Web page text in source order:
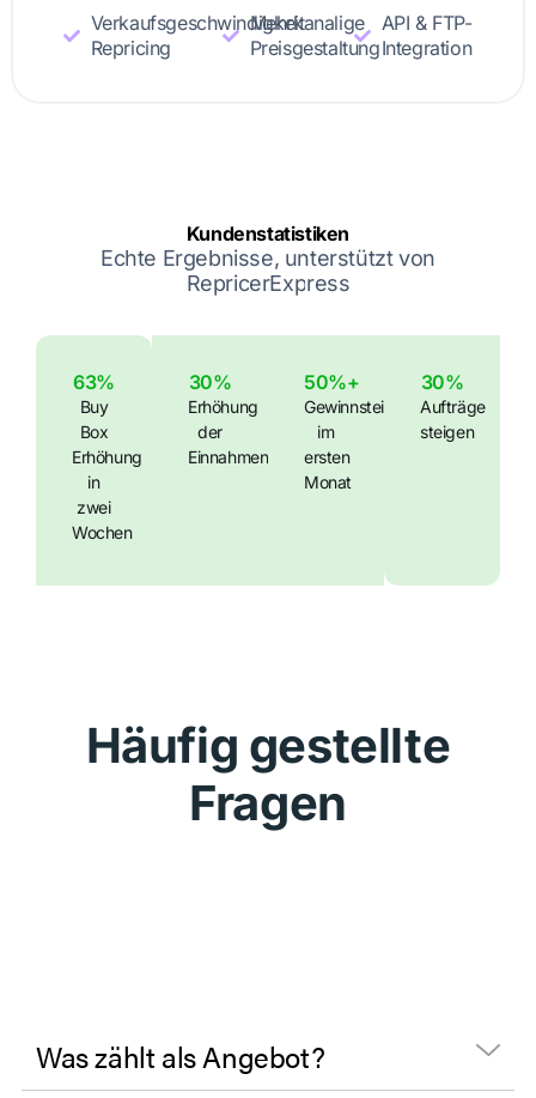
Verkaufsgeschwindigkeit
Repricing
Mehrkanalige
Preisgestaltung
API & FTP-
Integration
Kundenstatistiken
Echte Ergebnisse, unterstützt von
RepricerExpress
63%
Buy
Box
Erhöhung
in
zwei
Wochen
30%
Erhöhung
der
Einnahmen
50%+
Gewinnsteigerung
im
ersten
Monat
30%
Aufträge
steigen
Häufig gestellte
Fragen
Was zählt als Angebot?